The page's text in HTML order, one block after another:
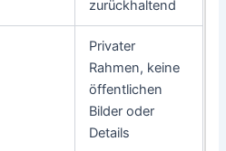
zurückhaltend
Privater
Rahmen, keine
öffentlichen
Bilder oder
Details